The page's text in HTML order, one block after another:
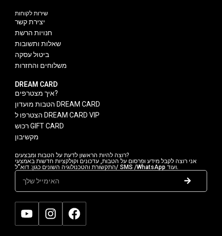
שירות לקוחות
יצירת קשר
חנויות הרשת
שאלות ותשובות
ביטול עסקה
משלוחים והחזרות
DREAM CARD
איך מצטרפים?
הטבות מועדון DREAM CARD
הצטרפו ל DREAM CARD VIP
רכוש GIFT CARD
מקשיבון
רוצה להיות הראשון לדעת על הטבות ומבצעים?
אני רוצה לקבל מידע ופרסום על הטבות, עדכונים וקולקציות חדשות באמצעי
התקשורת והטכנולוגיה השונים כגון: דוא"ל/ SMS /WhatsApp ועוד.